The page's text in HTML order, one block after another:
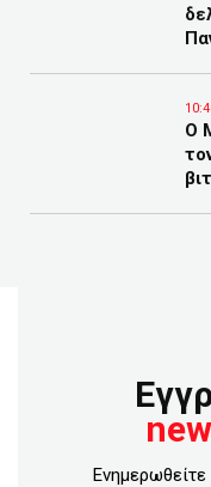
Ο
Ενημερωθείτε